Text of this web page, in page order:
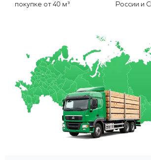
покупке от 40 м³
России и